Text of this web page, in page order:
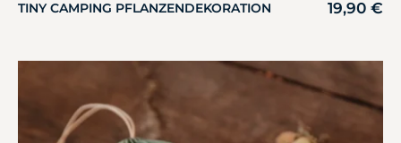
TINY CAMPING PFLANZENDEKORATION 19,90 €